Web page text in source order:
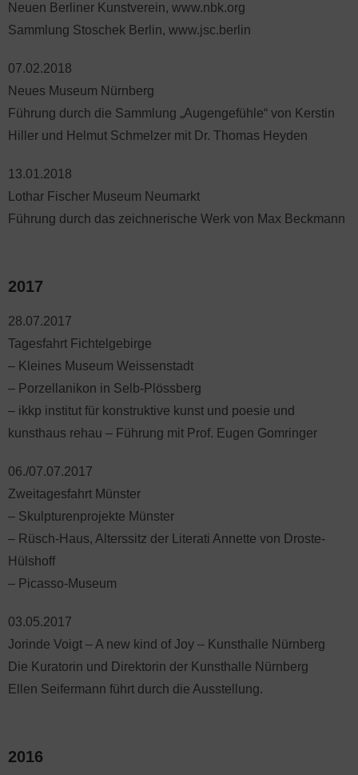
Neuen Berliner Kunstverein, www.nbk.org
Sammlung Stoschek Berlin, www.jsc.berlin
07.02.2018
Neues Museum Nürnberg
Führung durch die Sammlung „Augengefühle“ von Kerstin
Hiller und Helmut Schmelzer mit Dr. Thomas Heyden
13.01.2018
Lothar Fischer Museum Neumarkt
Führung durch das zeichnerische Werk von Max Beckmann
2017
28.07.2017
Tagesfahrt Fichtelgebirge
– Kleines Museum Weissenstadt
– Porzellanikon in Selb-Plössberg
– ikkp institut für konstruktive kunst und poesie und
kunsthaus rehau – Führung mit Prof. Eugen Gomringer
06./07.07.2017
Zweitagesfahrt Münster
– Skulpturenprojekte Münster
– Rüsch-Haus, Alterssitz der Literati Annette von Droste-
Hülshoff
– Picasso-Museum
03.05.2017
Jorinde Voigt – A new kind of Joy – Kunsthalle Nürnberg
Die Kuratorin und Direktorin der Kunsthalle Nürnberg
Ellen Seifermann führt durch die Ausstellung.
2016